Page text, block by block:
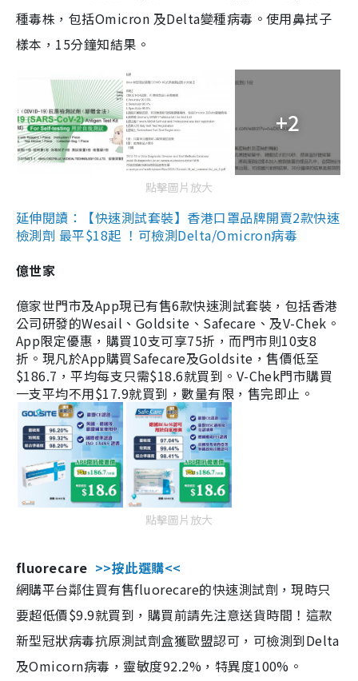
種毒株，包括Omicron 及Delta變種病毒。使用鼻拭子
樣本，15分鐘知結果。
+2
點擊圖片放大
延伸閱讀：【快速測試套裝】香港口罩品牌開賣2款快速
檢測劑 最平$18起 ！可檢測Delta/Omicron病毒
億世家
億家世門市及App現已有售6款快速測試套裝，包括香港
公司研發的Wesail、Goldsite、Safecare、及V-Chek。
App限定優惠，購買10支可享75折，而門市則10支8
折。現凡於App購買Safecare及Goldsite，售價低至
$186.7，平均每支只需$18.6就買到。V-Chek門市購買
一支平均不用$17.9就買到，數量有限，售完即止。
點擊圖片放大
fluorecare >>按此選購<<
網購平台鄰住買有售fluorecare的快速測試劑，現時只
要超低價$9.9就買到，購買前請先注意送貨時間！這款
新型冠狀病毒抗原測試劑盒獲歐盟認可，可檢測到Delta
及Omicorn病毒，靈敏度92.2%，特異度100%。